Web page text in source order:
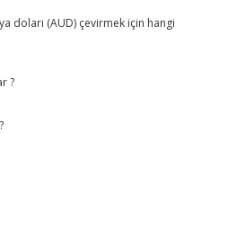
doları (AUD) çevirmek için hangi
?